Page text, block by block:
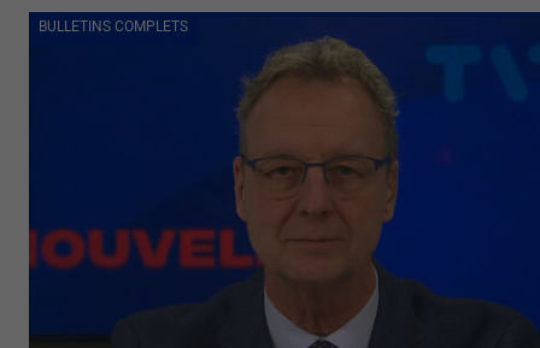
BULLETINS COMPLETS